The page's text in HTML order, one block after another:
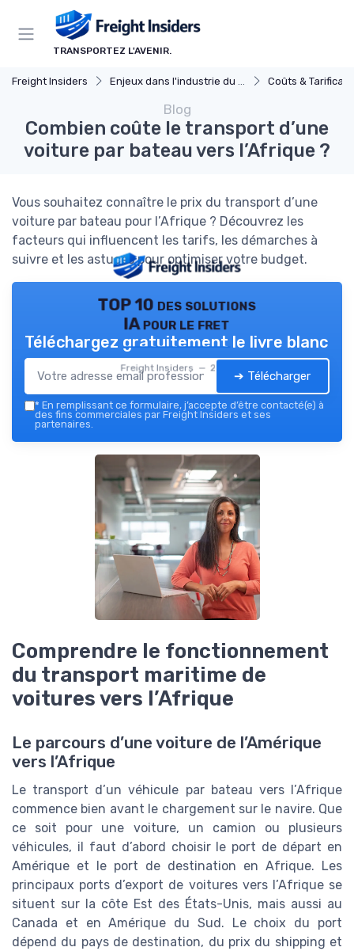
TRANSPORTEZ L'AVENIR.
Freight Insiders Enjeux dans l'industrie du fret Coûts &
Blog
Combien coûte le transport d’une
voiture par bateau vers l’Afrique ?
Vous souhaitez connaître le prix du transport d’une
voiture par bateau pour l’Afrique ? Découvrez les
facteurs qui influencent les tarifs, les démarches à
suivre et les astuces pour optimiser votre budget.
TOP 10 des solutions
IA pour le fret
Freight Insiders — 2026
Téléchargez gratuitement le livre blanc
➔ Télécharger
* En remplissant ce formulaire, j’accepte d’être contacté(e) à
des fins commerciales par Freight Insiders et ses
partenaires.
Comprendre le fonctionnement
du transport maritime de
voitures vers l’Afrique
Le parcours d’une voiture de l’Amérique
vers l’Afrique
Le transport d’un véhicule par bateau vers l’Afrique
commence bien avant le chargement sur le navire. Que
ce soit pour une voiture, un camion ou plusieurs
véhicules, il faut d’abord choisir le port de départ en
Amérique et le port de destination en Afrique. Les
principaux ports d’export de voitures vers l’Afrique se
situent sur la côte Est des États-Unis, mais aussi au
Canada et en Amérique du Sud. Le choix du port
dépend du pays de destination, du prix du shipping et
Panneau de gestion des cookies